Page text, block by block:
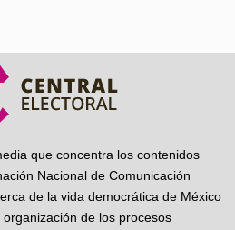
que concentra los contenidos
Nacional de Comunicación
de la vida democrática de México
de los procesos